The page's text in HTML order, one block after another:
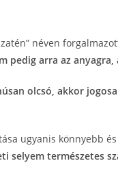
néven
pedig arra az
olcsó, akkor
ugyanis könnyebb
selyem természetes